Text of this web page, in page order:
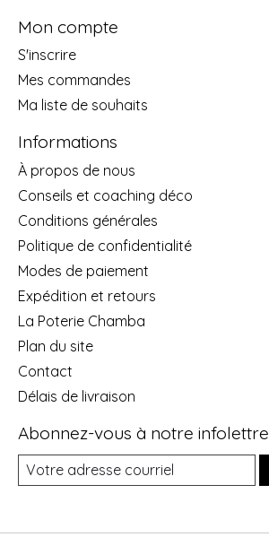
Mon compte
S'inscrire
Mes commandes
Ma liste de souhaits
Informations
À propos de nous
Conseils et coaching déco
Conditions générales
Politique de confidentialité
Modes de paiement
Expédition et retours
La Poterie Chamba
Plan du site
Contact
Délais de livraison
Abonnez-vous à notre infolettre